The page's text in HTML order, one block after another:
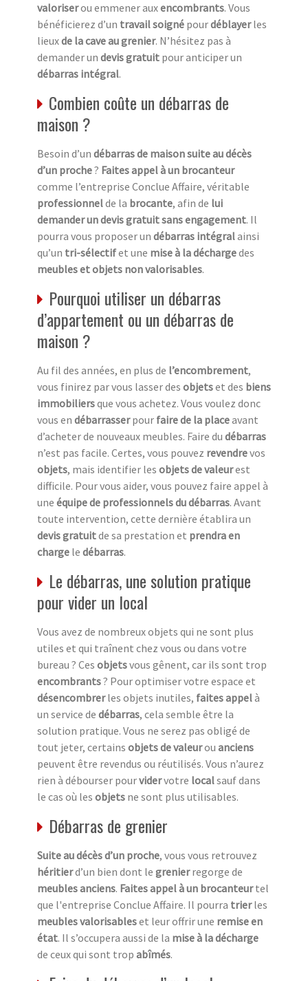
valoriserou emmener auxencombrants. Vous
bénéficierez d’un travail soigné pourdéblayerles
lieuxde la cave au grenier. N’hésitez pas à
demander un devis gratuit pour anticiper un
débarras intégral.
Combien coûte un débarras de
maison ?
Besoin d’un débarras de maison suite au décès
d’un proche? Faites appel à un brocanteur
comme l’entreprise Conclue Affaire, véritable
professionnelde la brocante, afin de lui
demander un devis gratuit sans engagement. Il
pourra vous proposer un débarras intégralainsi
qu’un tri-sélectifet une mise à la déchargedes
meubles et objets non valorisables.
Pourquoi utiliser un débarras
d’appartement ou un débarras de
maison ?
Au fil des années, en plus de l’encombrement,
vous finirez par vous lasser des objetset des biens
immobiliersque vous achetez. Vous voulez donc
vous en débarrasserpour faire de la placeavant
d’acheter de nouveaux meubles. Faire du débarras
n’est pas facile. Certes, vous pouvez revendrevos
objets, mais identifier les objets de valeurest
difficile. Pour vous aider, vous pouvez faire appel à
une équipe de professionnels du débarras. Avant
toute intervention, cette dernière établira un
devis gratuitde sa prestation et prendra en
charge le débarras.
Le débarras, une solution pratique
pour vider un local
Vous avez de nombreux objets qui ne sont plus
utiles et qui traînent chez vous ou dans votre
bureau ? Ces objetsvous gênent, car ils sont trop
encombrants? Pour optimiser votre espace et
désencombrerles objets inutiles, faites appelà
un service de débarras, cela semble être la
solution pratique. Vous ne serez pas obligé de
tout jeter, certains objets de valeurou anciens
peuvent être revendus ou réutilisés. Vous n’aurez
rien à débourser pourvidervotre localsauf dans
le cas où les objets ne sont plus utilisables.
Débarras de grenier
Suite au décès d’un proche, vous vous retrouvez
héritierd’un bien dont le grenierregorge de
meubles anciens. Faites appel à un brocanteurtel
que l'entreprise Conclue Affaire. Il pourra trierles
meubles valorisableset leur offrir une remise en
état. Il s’occupera aussi de la mise à la décharge
de ceux qui sont trop abîmés.